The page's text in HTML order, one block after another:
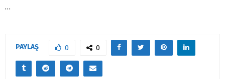
…
PAYLAŞ 0 0